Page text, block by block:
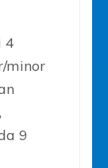
4
minor
9